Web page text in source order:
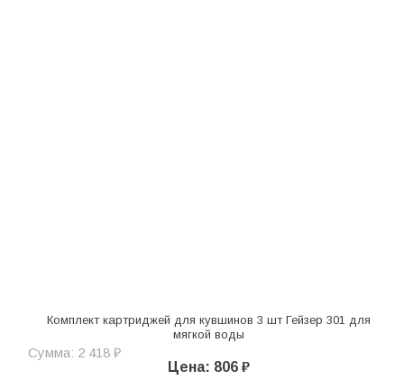
Комплект картриджей для кувшинов 3 шт Гейзер 301 для
мягкой воды
Сумма: 2 418 ₽
Цена: 806 ₽